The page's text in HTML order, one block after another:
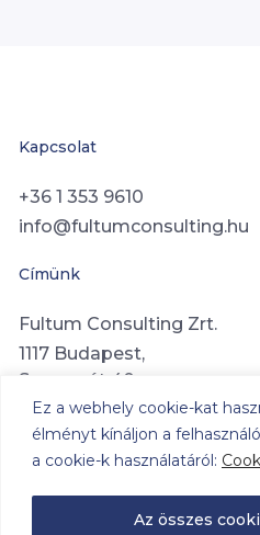
Ez a webhely cookie-kat
élményt kínáljon a
a cookie-k használatáról:
Az összes
Kapcsolat
+36 1 353 9610
info@fultumconsulting.hu
Címünk
Fultum Consulting Zrt.
1117 Budapest,
Sopron út 40.
– Minden jog fenntartva.